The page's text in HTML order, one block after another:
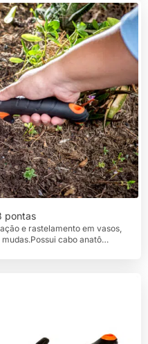
pontas
e rastelamento em vasos,
cabo anatô…